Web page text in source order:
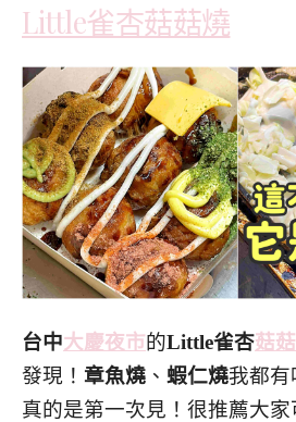
Little雀杏菇菇燒
台中大慶夜市的Little雀杏菇
發現！ 章魚燒 、 蝦仁燒我都有
真的是第一次見！很推薦大家